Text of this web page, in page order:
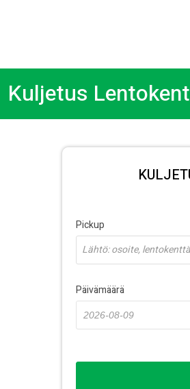
Kuljetus
Pickup
Lähtö: osoite,
Päivämäärä